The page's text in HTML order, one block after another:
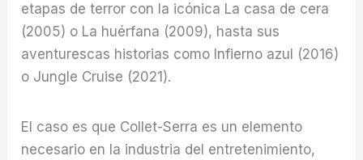
etapas de terror con la icónica La casa de cera
(2005) o La huérfana (2009), hasta sus
aventurescas historias como Infierno azul (2016)
o Jungle Cruise (2021).
El caso es que Collet-Serra es un elemento
necesario en la industria del entretenimiento,